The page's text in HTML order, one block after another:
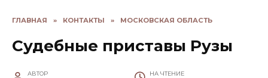
ГЛАВНАЯ » КОНТАКТЫ » МОСКОВСКАЯ ОБЛАСТЬ
Судебные приставы Рузы
АВТОР НА ЧТЕНИЕ